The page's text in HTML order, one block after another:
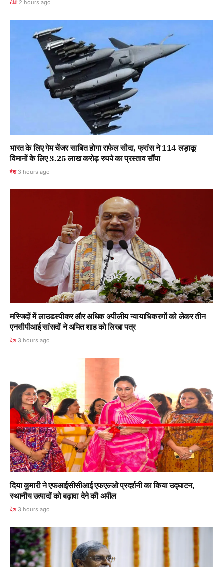
टीवी 2 hours ago
भारत के लिए गेम चेंजर साबित होगा राफेल सौदा, फ्रांस ने 114 लड़ाकू
विमानों के लिए 3.25 लाख करोड़ रुपये का प्रस्ताव सौंपा
देश 3 hours ago
मस्जिदों में लाउडस्पीकर और अधिक अपीलीय न्यायाधिकरणों को लेकर तीन
एनसीपीआई सांसदों ने अमित शाह को लिखा पत्र
देश 3 hours ago
दिया कुमारी ने एफआईसीसीआई एफएलओ प्रदर्शनी का किया उद्घाटन,
स्थानीय उत्पादों को बढ़ावा देने की अपील
देश 3 hours ago